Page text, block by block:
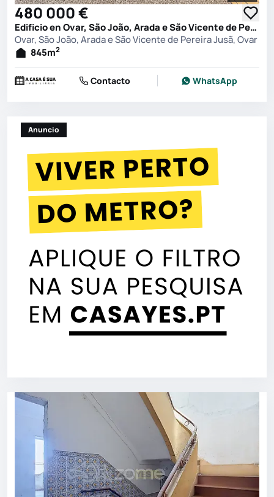
480 000 €
Edificio en Ovar, São João, Arada e São Vicente de Pereira Jusã, Ovar
Ovar, São João, Arada e São Vicente de Pereira Jusã, Ovar
845m2
Contacto WhatsApp
Anuncio